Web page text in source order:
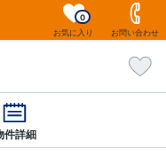
お気に入り
0
お問い合わせ
件詳細